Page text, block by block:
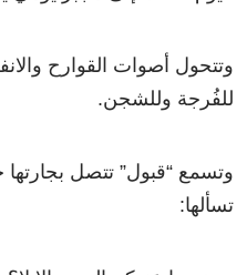
وتتحول أصوات القوارح
للفُرجة وللشجن.
وتسمع “قبول” تتصل بجارتها
تسألها: